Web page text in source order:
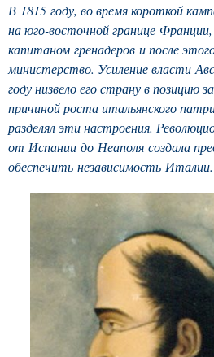
В 1815 году, во время короткой
на юго-восточной границе
капитаном гренадеров и после
министерство. Усиление власти
году низвело его страну в позицию
причиной роста итальянского
разделял эти настроения.
от Испании до Неаполя создала
обеспечить независимость Италии.